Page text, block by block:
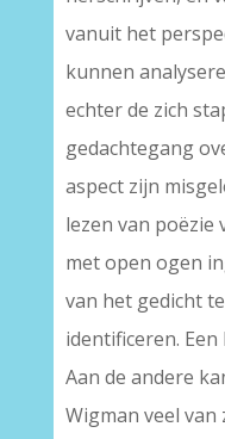
vanuit het
kunnen
echter de zich
gedachtegang
aspect zijn
lezen van poëzie
met open ogen
van het gedicht
identificeren.
Aan de andere
Wigman veel